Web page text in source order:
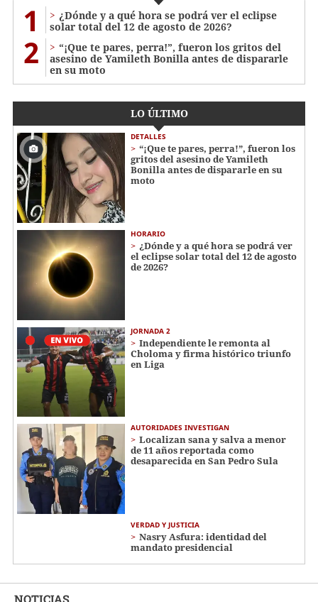
1
¿Dónde y a qué hora se podrá ver el eclipse
solar total del 12 de agosto de 2026?
2
“¡Que te pares, perra!”, fueron los gritos del
asesino de Yamileth Bonilla antes de dispararle
en su moto
LO ÚLTIMO
DETALLES
“¡Que te pares, perra!”, fueron los
gritos del asesino de Yamileth
Bonilla antes de dispararle en su
moto
HORARIO
¿Dónde y a qué hora se podrá ver
el eclipse solar total del 12 de agosto
de 2026?
JORNADA 2
Independiente le remonta al
Choloma y firma histórico triunfo
en Liga
AUTORIDADES INVESTIGAN
Localizan sana y salva a menor
de 11 años reportada como
desaparecida en San Pedro Sula
VERDAD Y JUSTICIA
Nasry Asfura: identidad del
mandato presidencial
NOTICIAS